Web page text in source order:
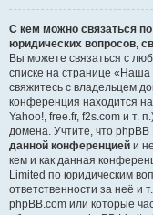
С кем можно связаться
юридических вопросов,
Вы можете связаться с
списке на странице
свяжитесь с владельцем
конференция находится
Yahoo!, free.fr, f2s.com и т.
домена. Учтите, что phpBB
данной конференцией и
кем и как данная
Limited по юридическим
ответственности за неё и
phpBB.com или которые